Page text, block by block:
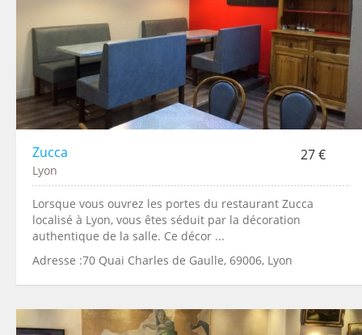
Zucca 27 €
Lyon
Lorsque vous ouvrez les portes du restaurant Zucca
localisé à Lyon, vous êtes séduit par la décoration
authentique de la salle. Ce décor ...
Adresse :70 Quai Charles de Gaulle, 69006, Lyon